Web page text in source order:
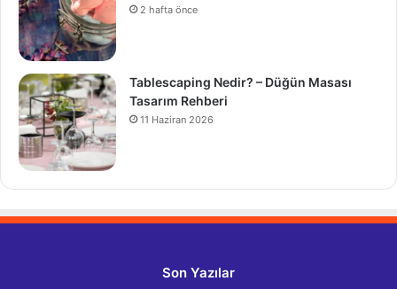
2 hafta önce
Tablescaping Nedir? – Düğün Masası
Tasarım Rehberi
11 Haziran 2026
Son Yazılar